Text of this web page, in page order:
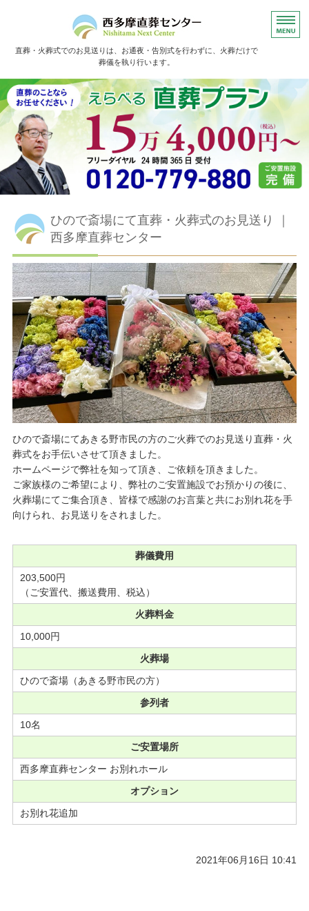
直葬・火葬式でのお見送りは、お通夜・告別式を行わずに、火葬だけで
葬儀を執り行います。
ホーム
直葬の流れ
よくあるご質問
お葬儀事例
ひので斎場にて直葬・火葬式のお見送り ｜
西多摩直葬センター
ひので斎場にてあきる野市民の方のご火葬でのお見送り直葬・火
葬式をお手伝いさせて頂きました。
ホームページで弊社を知って頂き、ご依頼を頂きました。
ご家族様のご希望により、弊社のご安置施設でお預かりの後に、
火葬場にてご集合頂き、皆様で感謝のお言葉と共にお別れ花を手
向けられ、お見送りをされました。
葬儀費用
203,500円
（ご安置代、搬送費用、税込）
火葬料金
10,000円
火葬場
ひので斎場（あきる野市民の方）
参列者
10名
ご安置場所
西多摩直葬センター お別れホール
オプション
お別れ花追加
2021年06月16日 10:41